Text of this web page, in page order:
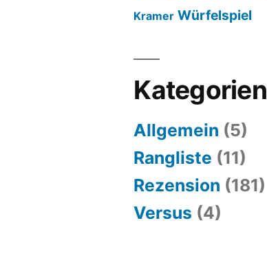
Kramer Würfelspiel
Kategorien
Allgemein (5)
Rangliste (11)
Rezension (181)
Versus (4)